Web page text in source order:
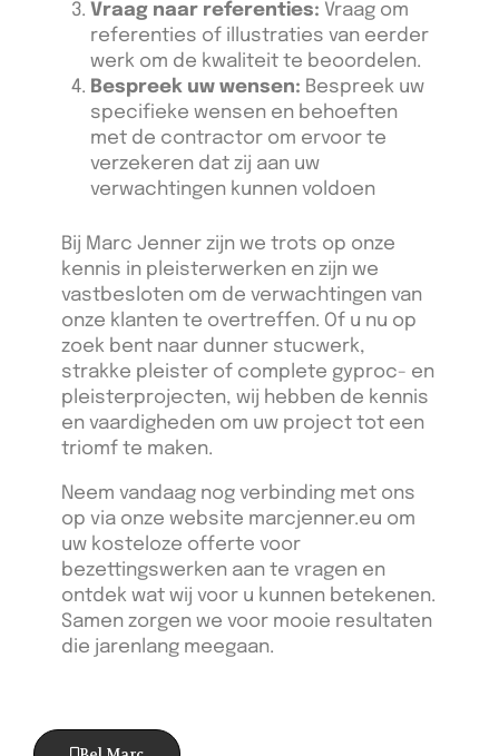
Vraag naar referenties: Vraag om
referenties of illustraties van eerder
werk om de kwaliteit te beoordelen.
Bespreek uw wensen: Bespreek uw
specifieke wensen en behoeften
met de contractor om ervoor te
verzekeren dat zij aan uw
verwachtingen kunnen voldoen
Bij Marc Jenner zijn we trots op onze
kennis in pleisterwerken en zijn we
vastbesloten om de verwachtingen van
onze klanten te overtreffen. Of u nu op
zoek bent naar dunner stucwerk,
strakke pleister of complete gyproc- en
pleisterprojecten, wij hebben de kennis
en vaardigheden om uw project tot een
triomf te maken.
Neem vandaag nog verbinding met ons
op via onze website marcjenner.eu om
uw kosteloze offerte voor
bezettingswerken aan te vragen en
ontdek wat wij voor u kunnen betekenen.
Samen zorgen we voor mooie resultaten
die jarenlang meegaan.